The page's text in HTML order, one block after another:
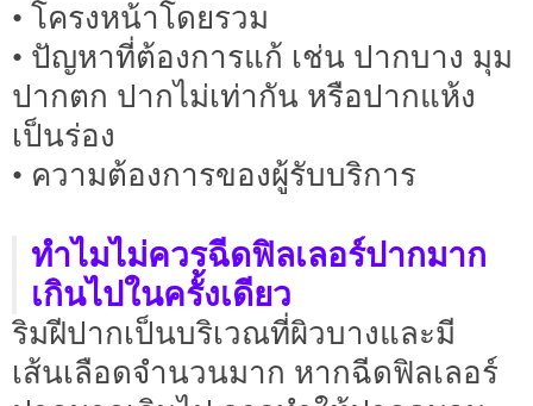
• โครงหน้าโดยรวม
• ปัญหาที่ต้องการแก้ เช่น ปากบาง มุม
ปากตก ปากไม่เท่ากัน หรือปากแห้ง
เป็นร่อง
• ความต้องการของผู้รับบริการ
ทำไมไม่ควรฉีดฟิลเลอร์ปากมาก
เกินไปในครั้งเดียว
ริมฝีปากเป็นบริเวณที่ผิวบางและมี
เส้นเลือดจำนวนมาก หากฉีดฟิลเลอร์